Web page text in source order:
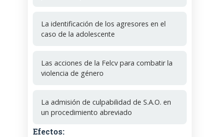
La identificación de los agresores en el
caso de la adolescente
Las acciones de la Felcv para combatir la
violencia de género
La admisión de culpabilidad de S.A.O. en
un procedimiento abreviado
Efectos: